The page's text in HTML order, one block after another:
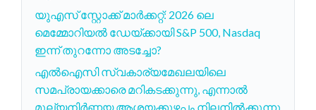
യുഎസ് സ്റ്റോക്ക് മാർക്കറ്റ്: 2026 ലെ
മെമ്മോറിയൽ ഡേയ്‌ക്കായി S&P 500, Nasdaq
ഇന്ന് തുറന്നോ അടച്ചോ?
എൽഐസി സ്വകാര്യമേഖലയിലെ
സമപ്രായക്കാരെ മറികടക്കുന്നു, എന്നാൽ
മൂല്യനിർണ്ണയ ആശയക്കുഴപ്പം നിലനിൽക്കുന്നു